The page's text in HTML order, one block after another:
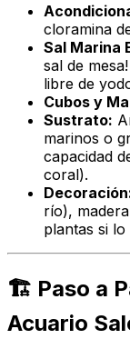
cloramina
Sal Marina
sal de
libre de
Cubos y
Sustrato:
marinos o
capacidad
coral).
río),
plantas si lo
🏗️ Paso a
Acuario